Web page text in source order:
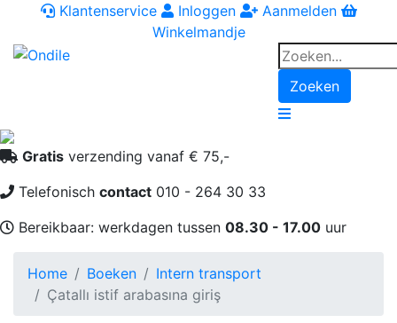
Klantenservice Inloggen
Aanmelden
Winkelmandje
Zoeken
Navigation
Gratis verzending vanaf € 75,-
Telefonisch contact 010 - 264 30 33
Bereikbaar: werkdagen tussen 08.30 - 17.00 uur
Home Boeken
Intern transport
Çatallı istif arabasına giriş